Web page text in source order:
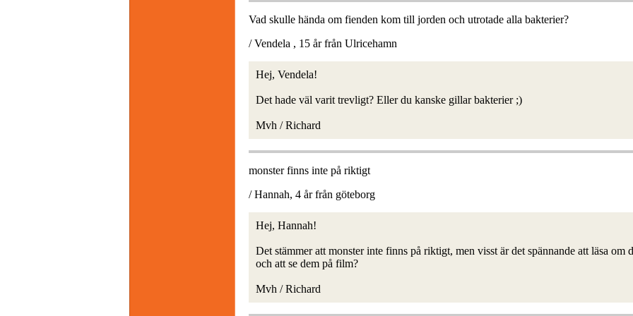
Vad skulle hända om fienden kom till jorden och utrotade alla bakterier?
/ Vendela , 15 år från Ulricehamn
Hej, Vendela!
Det hade väl varit trevligt? Eller du kanske gillar bakterier ;)
Mvh / Richard
monster finns inte på riktigt
/ Hannah, 4 år från göteborg
Hej, Hannah!
Det stämmer att monster inte finns på riktigt, men visst är det spännande att läsa om
och att se dem på film?
Mvh / Richard